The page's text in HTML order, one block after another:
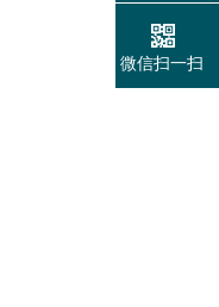
微信扫一扫